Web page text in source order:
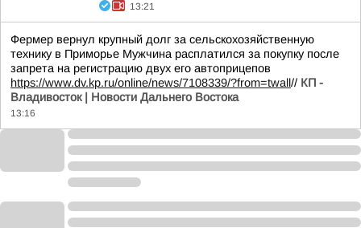
13:21
Фермер вернул крупный долг за сельскохозяйственную
технику в Приморье Мужчина расплатился за покупку после
запрета на регистрацию двух его автоприцепов
https://www.dv.kp.ru/online/news/7108339/?from=twall// КП -
Владивосток | Новости Дальнего Востока
13:16